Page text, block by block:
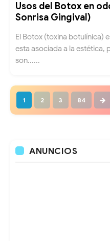
Usos del Botox en
Sonrisa Gingival)
El Botox (toxina botulínica)
esta asociada a la estética,
son......
1 2 3 84
ANUNCIOS